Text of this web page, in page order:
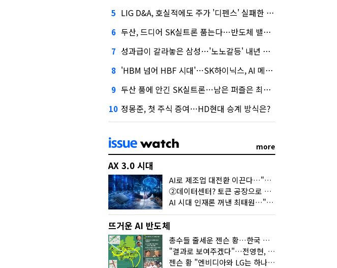
5 LIG D&A, 호실적에도 주가 '디펜스' 실패한 이유
6 두산, 드디어 SK실트론 품는다…반도체 밸류체인 위상 강화
7 성과급이 갈라놓은 삼성…'노노갈등' 내년 교섭 판 흔들까
8 'HBM 넘어 HBF 시대'…SK하이닉스, AI 메모리 표준 선점 나섰다
9 두산 품에 안긴 SK실트론…남은 퍼즐은 최태원 지분 29.4%
10 정몽준, 첫 주식 증여…HD현대 승계 방식은?
more
AX 3.0 시대
AI로 제조업 대전환 이끈다…"2030년까지 민관합동 20조 투자"
②데이터센터? 토큰 공장으로 변신
AI 시대 인재론 꺼낸 최태원…"협업이 경쟁력"
뜨거운 AI 반도체
총수들 줄세운 젠슨 황…한국 산업계 새판 짰다
"결과로 보여주겠다"…전영현, 젠슨 황과 HBM5 논의
젠슨 황 "엔비디아와 LG는 하나의 거대한 팀"